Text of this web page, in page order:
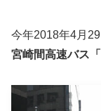
今年2018年4月
宮崎間高速バス